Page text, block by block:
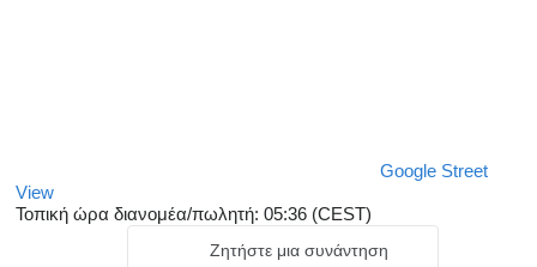
Google Street
View
Τοπική ώρα διανομέα/πωλητή: 05:36 (CEST)
Ζητήστε μια συνάντηση